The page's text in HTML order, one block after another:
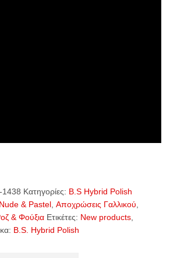
1438 Κατηγορίες: B.S Hybrid Polish
Nude & Pastel, Αποχρώσεις Γαλλικού,
& Φούξια Ετικέτες: New products,
B.S. Hybrid Polish